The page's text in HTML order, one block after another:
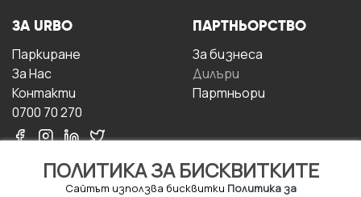
ПОЛИТИКА ЗА БИСКВИТКИТЕ
Сайтът използва бисквитки Политика за
ЗА URBO
Паркиране
За Hас
Контакти
0700 70 270
ПАРТНЬОРСТВО
За бизнесa
Дилъри
Партньори